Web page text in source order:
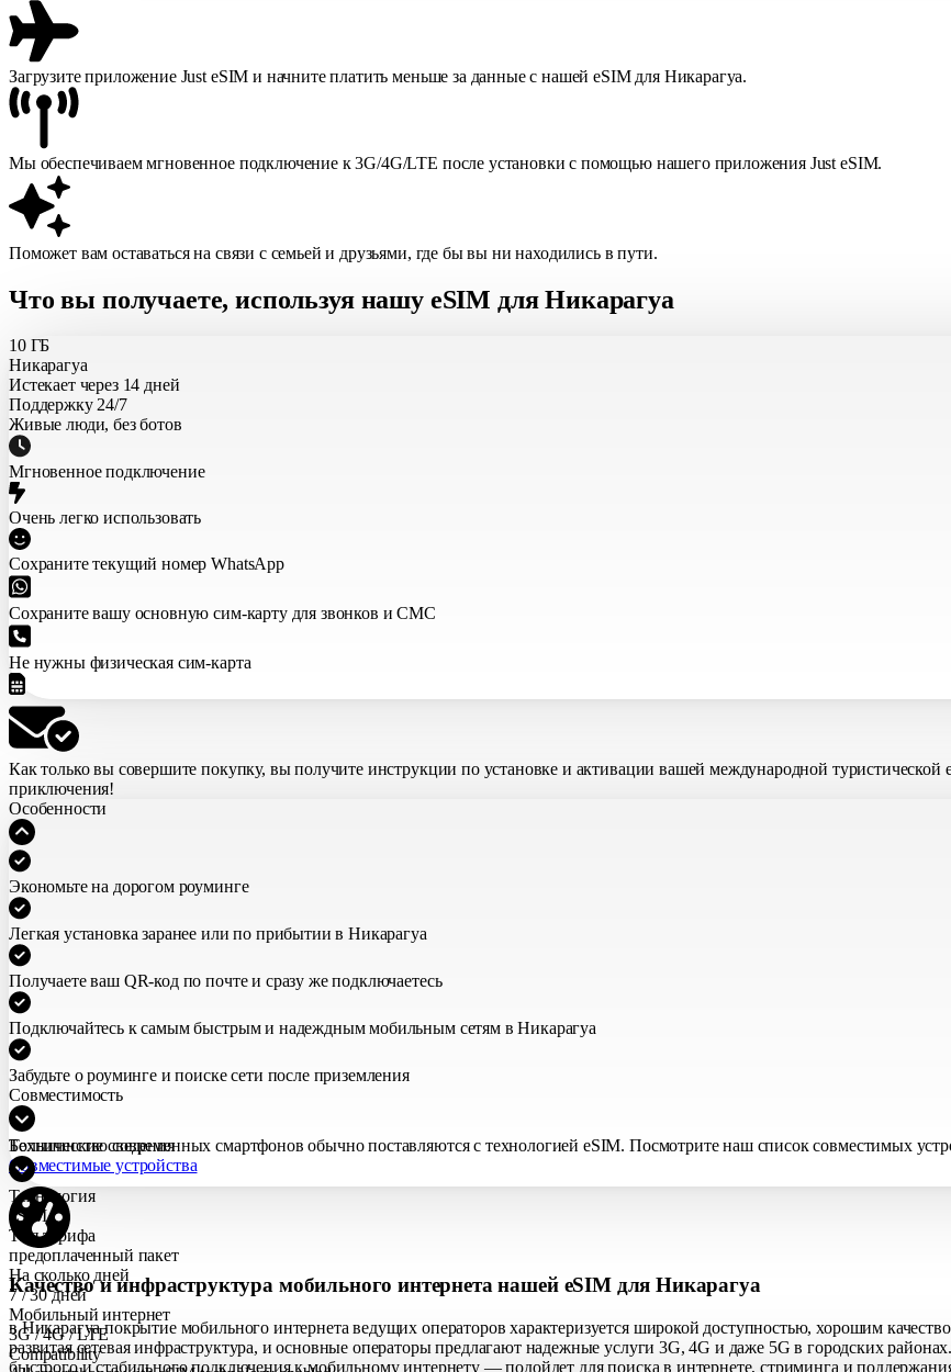
Загрузите приложение Just eSIM и начните платить меньше за данные с нашей eSIM для Никарагуа.
Мы обеспечиваем мгновенное подключение к 3G/4G/LTE после установки с помощью нашего приложения Just eSIM.
Поможет вам оставаться на связи с семьей и друзьями, где бы вы ни находились в пути.
Что вы получаете, используя нашу eSIM для Никарагуа
10 ГБ
Никарагуа
Истекает через 14 дней
Поддержку 24/7
Живые люди, без ботов
Мгновенное подключение
Очень легко использовать
Сохраните текущий номер WhatsApp
Сохраните вашу основную сим-карту для звонков и СМС
Не нужны физическая сим-карта
Как только вы совершите покупку, вы получите инструкции по установке и активации вашей международной туристической
приключения!
Особенности
Экономьте на дорогом роуминге
Легкая установка заранее или по прибытии в Никарагуа
Получаете ваш QR-код по почте и сразу же подключаетесь
Подключайтесь к самым быстрым и надеждным мобильным сетям в Никарагуа
Забудьте о роуминге и поиске сети после приземления
Совместимость
Большинство современных смартфонов обычно поставляются с технологией eSIM. Посмотрите наш список совместимых
Совместимые устройства
Технические сведения
Технология
eSIM
Тип тарифа
предоплаченный пакет
На сколько дней
7 / 30 дней
Мобильный интернет
3G / 4G / LTE
Compatibility
Качество и инфраструктура мобильного интернета нашей eSIM для Никарагуа
в Никарагуа покрытие мобильного интернета ведущих операторов характеризуется широкой доступностью, хорошим
развитая сетевая инфраструктура, и основные операторы предлагают надежные услуги 3G, 4G и даже 5G в городских
быстрого и стабильного подключения к мобильному интернету — подойдет для поиска в интернете, стриминга и